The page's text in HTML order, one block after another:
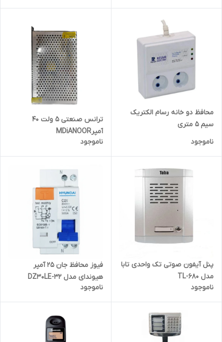
محافظ دو خانه رسام الکتریک
سیم 5 متری
ناموجود
ترانس صنعتی 5 ولت 40
آمپرMDiANOOR
ناموجود
پنل آیفون صوتی تک واحدی تابا
مدل TL-680
ناموجود
فیوز محافظ جان 25 آمپر
هیوندای مدل DZ30LE-32
ناموجود